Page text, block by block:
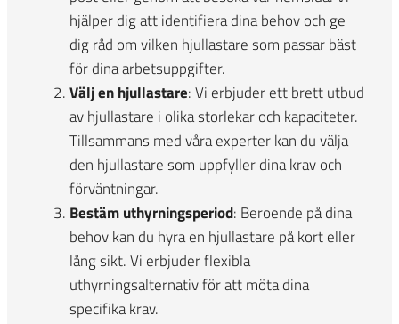
hjälper dig att identifiera dina behov och ge
dig råd om vilken hjullastare som passar bäst
för dina arbetsuppgifter.
Välj en hjullastare: Vi erbjuder ett brett utbud
av hjullastare i olika storlekar och kapaciteter.
Tillsammans med våra experter kan du välja
den hjullastare som uppfyller dina krav och
förväntningar.
Bestäm uthyrningsperiod: Beroende på dina
behov kan du hyra en hjullastare på kort eller
lång sikt. Vi erbjuder flexibla
uthyrningsalternativ för att möta dina
specifika krav.